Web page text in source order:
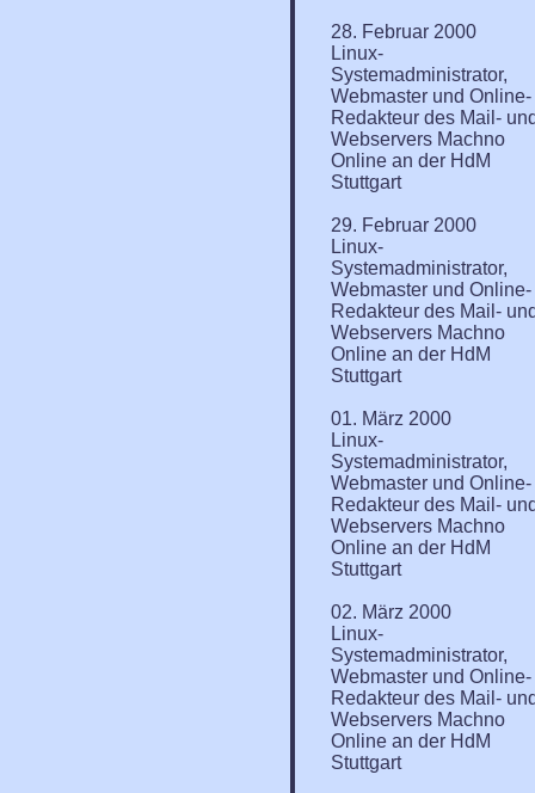
28. Februar 2000
Linux-
Systemadministrator,
Webmaster und Online-
Redakteur des Mail-
Webservers Machno
Online an der HdM
Stuttgart
29. Februar 2000
Linux-
Systemadministrator,
Webmaster und Online-
Redakteur des Mail-
Webservers Machno
Online an der HdM
Stuttgart
01. März 2000
Linux-
Systemadministrator,
Webmaster und Online-
Redakteur des Mail-
Webservers Machno
Online an der HdM
Stuttgart
02. März 2000
Linux-
Systemadministrator,
Webmaster und Online-
Redakteur des Mail-
Webservers Machno
Online an der HdM
Stuttgart